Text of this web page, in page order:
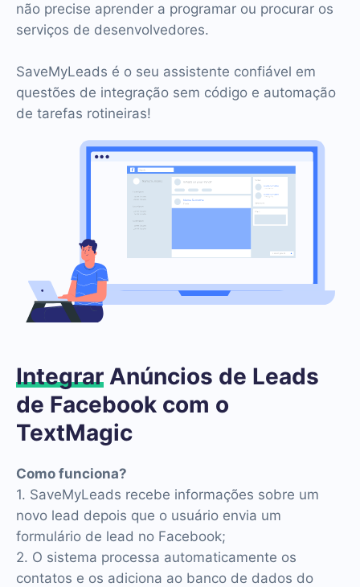
não precise aprender a programar ou procurar os
serviços de desenvolvedores.
SaveMyLeads é o seu assistente confiável em
questões de integração sem código e automação
de tarefas rotineiras!
Integrar Anúncios de Leads
de Facebook com o
TextMagic
Como funciona?
1. SaveMyLeads recebe informações sobre um
novo lead depois que o usuário envia um
formulário de lead no Facebook;
2. O sistema processa automaticamente os
contatos e os adiciona ao banco de dados do